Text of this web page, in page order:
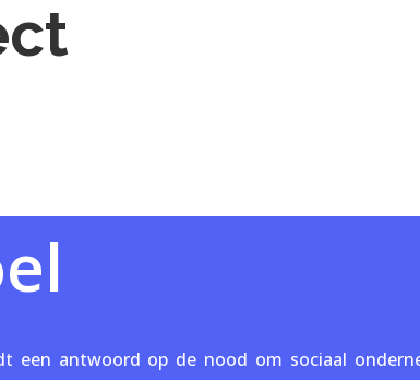
een antwoord op de nood om sociaal